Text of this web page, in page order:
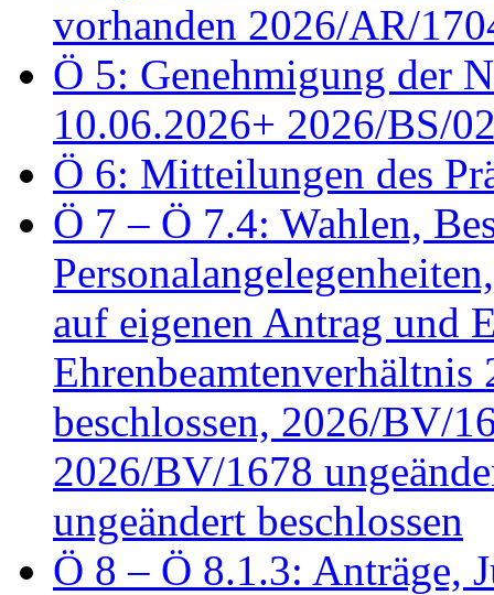
vorhanden 2026/AR/
Ö 5: Genehmigung der
10.06.2026+ 2026/BS/
Ö 6: Mitteilungen des
Ö 7 – Ö 7.4: Wahlen,
auf eigenen Antrag und
beschlossen, 2026/BV/
2026/BV/1678
ungeändert beschlossen
Ö 8 – Ö 8.1.3: Anträge,